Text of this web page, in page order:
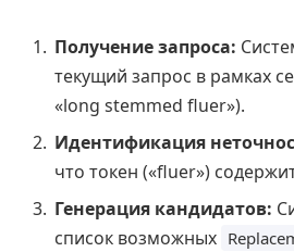
Получение запроса:
текущий запрос в рамках
«long stemmed fluer»).
Идентификация
что токен («fluer»)
Генерация кандидатов:
список возможных